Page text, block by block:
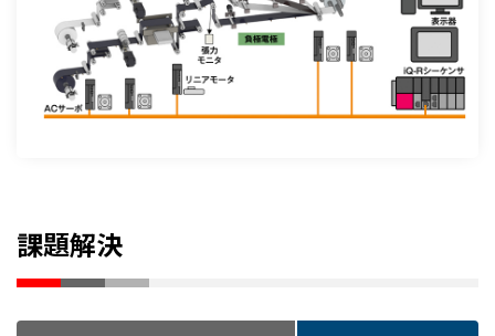
課題解決